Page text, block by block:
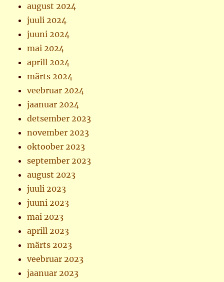
august 2024
juuli 2024
juuni 2024
mai 2024
aprill 2024
märts 2024
veebruar 2024
jaanuar 2024
detsember 2023
november 2023
oktoober 2023
september 2023
august 2023
juuli 2023
juuni 2023
mai 2023
aprill 2023
märts 2023
veebruar 2023
jaanuar 2023